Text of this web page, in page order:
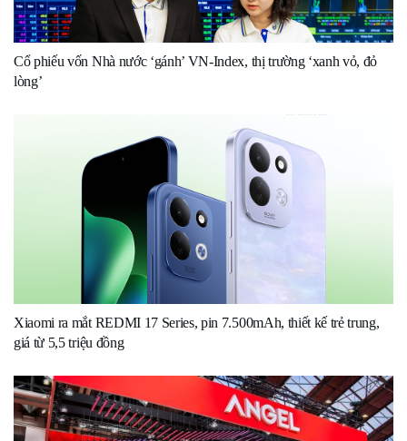
Cổ phiếu vốn Nhà nước ‘gánh’ VN-Index, thị trường ‘xanh vỏ, đỏ
lòng’
Xiaomi ra mắt REDMI 17 Series, pin 7.500mAh, thiết kế trẻ trung,
giá từ 5,5 triệu đồng